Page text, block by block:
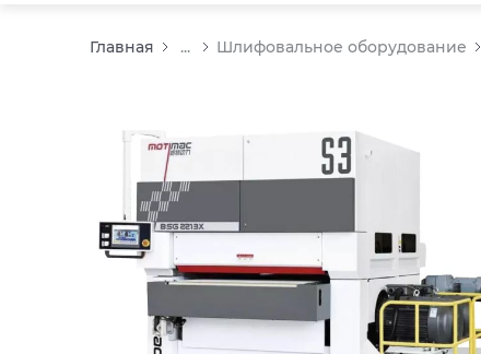
Главная ... Шлифовальное оборудование